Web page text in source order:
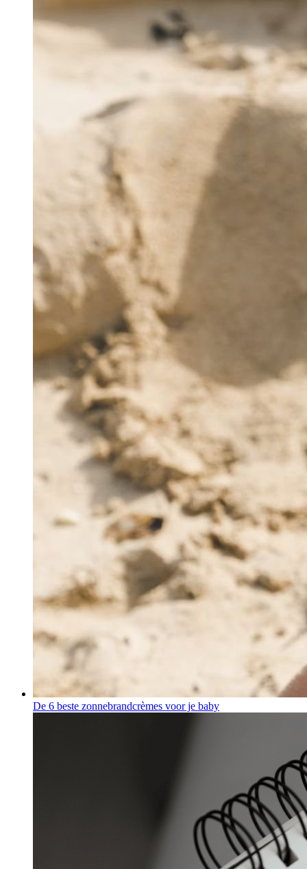
De 6 beste zonnebrandcrèmes voor je baby